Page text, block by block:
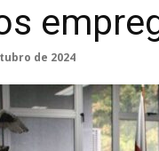
de 2024